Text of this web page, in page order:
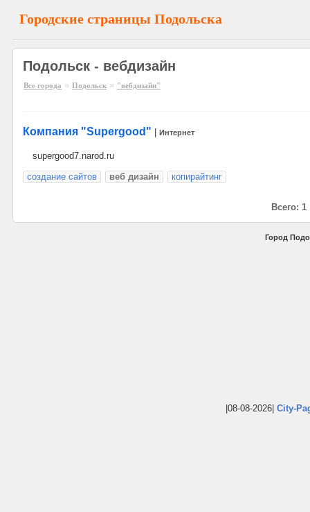
Городские страницы Подольска
Подольск - вебдизайн
Все города » Подольск » "вебдизайн"
Компания "Supergood" Интернет
supergood7.narod.ru
создание сайтов
веб дизайн копирайтинг
Всего: 1
Город
|08-08-2026| City-